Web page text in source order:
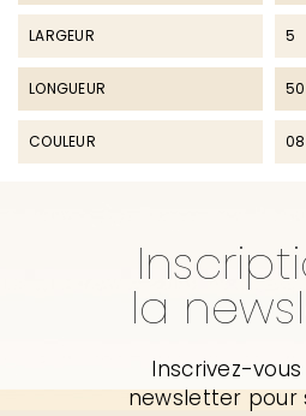
LARGEUR
LONGUEUR
COULEUR
5
50
la
Inscrivez-
newsletter pour